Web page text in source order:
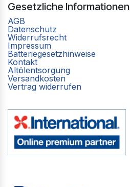
Gesetzliche Informationen
AGB
Datenschutz
Widerrufsrecht
Impressum
Batteriegesetzhinweise
Kontakt
Altölentsorgung
Versandkosten
Vertrag widerrufen